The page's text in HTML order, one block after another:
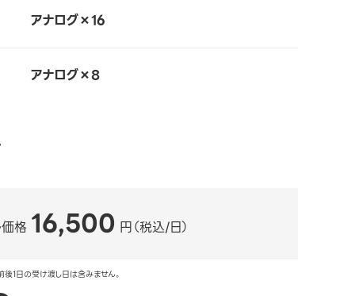
アナログ×16
アナログ×8
格 16,500 円（税込/日）
1日の受け渡し日は含みません。